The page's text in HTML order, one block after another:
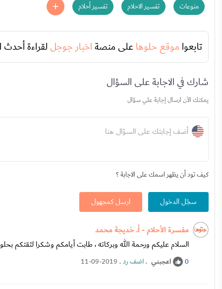
منوعات تفسير الاحلام تفسير أحلام
تابعوا موقع حلوهاعلى منصةاخبار جوجل لقراءة أحدث
شارك في الاجابة على السؤال
يمكنك الآن ارسال إجابة علي سؤال
أضف إجابتك على السؤال هنا
كيف تود أن يظهر اسمك على الاجابة ؟
سجّل الدخول ارسل كمجهول
مفسرة الأحلام - أ. خديجة محمد
السلام عليكم ورحمة الله وبركاته ، طابت أيامكم وشكرا لثقتكم
0 اعجبني .اضف رد.
11-09-2019